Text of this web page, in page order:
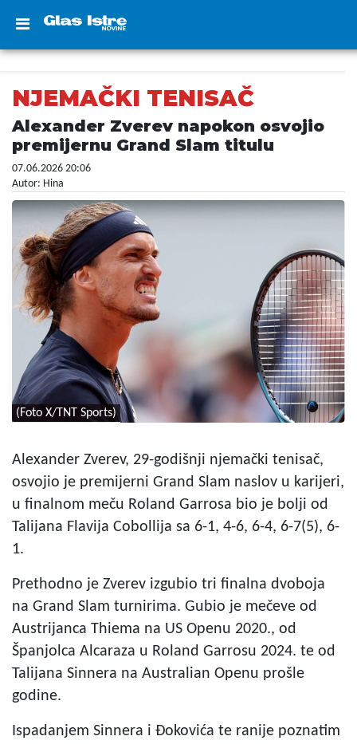
NJEMAČKI TENISAČ
Alexander Zverev napokon osvojio
premijernu Grand Slam titulu
07.06.2026 20:06
Autor: Hina
(Foto X/TNT Sports)
Alexander Zverev, 29-godišnji njemački tenisač,
osvojio je premijerni Grand Slam naslov u karijeri,
u finalnom meču Roland Garrosa bio je bolji od
Talijana Flavija Cobollija sa 6-1, 4-6, 6-4, 6-7(5), 6-
1.
Prethodno je Zverev izgubio tri finalna dvoboja
na Grand Slam turnirima. Gubio je mečeve od
Austrijanca Thiema na US Openu 2020., od
Španjolca Alcaraza u Roland Garrosu 2024. te od
Talijana Sinnera na Australian Openu prošle
godine.
Ispadanjem Sinnera i Đokovića te ranije poznatim